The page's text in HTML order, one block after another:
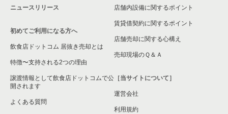
ニュースリリース
初めてご利用になる方へ
飲食店ドットコム 居抜き売却とは
特徴〜支持される2つの理由
譲渡情報として飲食店ドットコムで公
開されます
よくある質問
店舗内設備に関するポイント
賃貸借契約に関するポイント
店舗売却に関する心構え
売却現場のＱ＆Ａ
［当サイトについて］
運営会社
利用規約